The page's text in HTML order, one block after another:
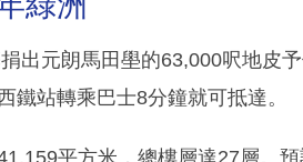
出元朗馬田壆的63,000呎地皮
鐵站轉乘巴士8分鐘就可抵達。